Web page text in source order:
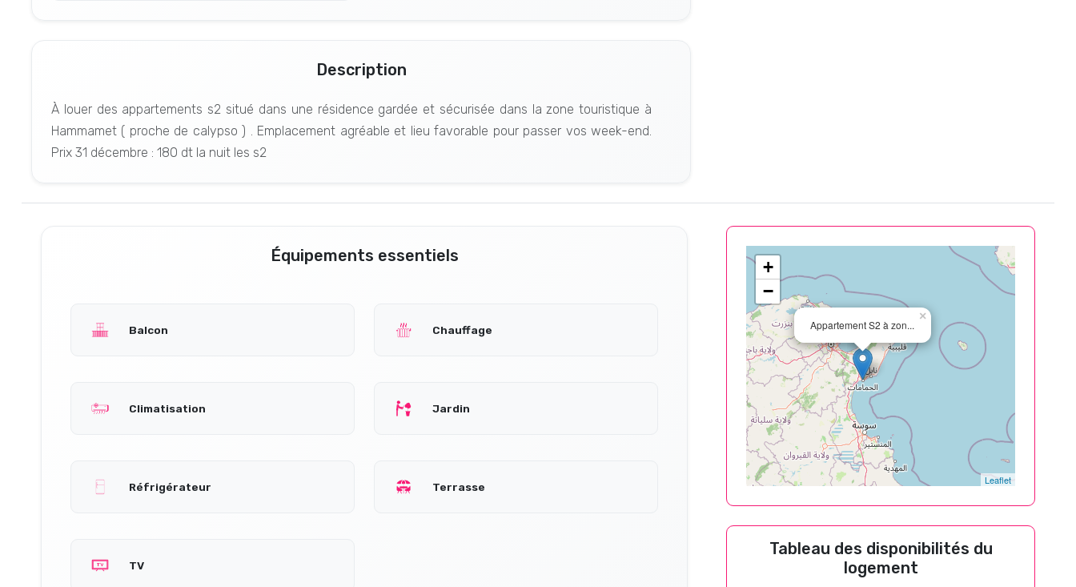
Description
À louer des appartements s2 situé dans une résidence gardée et sécurisée dans la zone touristique à
Hammamet ( proche de calypso ) . Emplacement agréable et lieu favorable pour passer vos week-end.
Prix 31 décembre : 180 dt la nuit les s2
Équipements essentiels
Balcon Chauffage
Climatisation Jardin
Réfrigérateur Terrasse
TV
Appartement S2 à zon...
×
+
−
Leaflet
Tableau des disponibilités du
logement